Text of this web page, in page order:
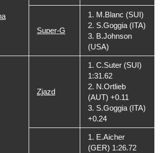
Super-G
1. M.Blanc (SUI)
2. S.Goggia (ITA)
3. B.Johnson
(USA)
Zjazd
1. C.Suter (SUI)
1:31.62
2. N.Ortlieb
(AUT) +0.11
3. S.Goggia (ITA)
+0.24
1. E.Aicher
(GER) 1:26.72